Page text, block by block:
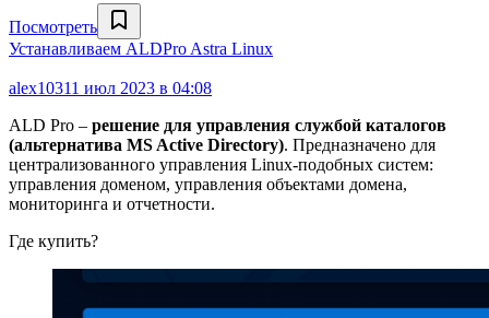
Посмотреть
Устанавливаем ALDPro Astra Linux
alex10311 июл 2023 в 04:08
ALD Pro – решение для управления службой каталогов
(альтернатива MS Active Directory). Предназначено для
централизованного управления Linux-подобных систем:
управления доменом, управления объектами домена,
мониторинга и отчетности.
Где купить?